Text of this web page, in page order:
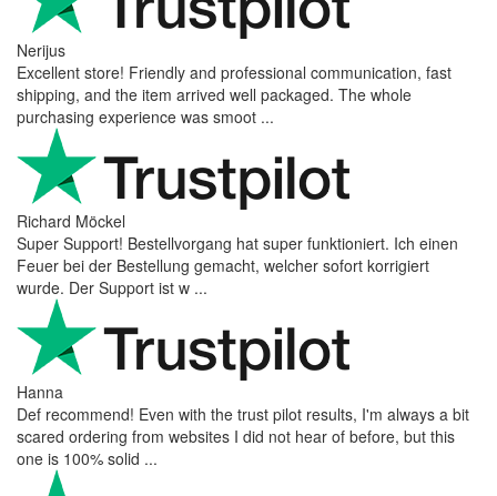
Nerijus
Excellent store! Friendly and professional communication, fast
shipping, and the item arrived well packaged. The whole
purchasing experience was smoot ...
Richard Möckel
Super Support! Bestellvorgang hat super funktioniert. Ich einen
Feuer bei der Bestellung gemacht, welcher sofort korrigiert
wurde. Der Support ist w ...
Hanna
Def recommend! Even with the trust pilot results, I'm always a bit
scared ordering from websites I did not hear of before, but this
one is 100% solid ...